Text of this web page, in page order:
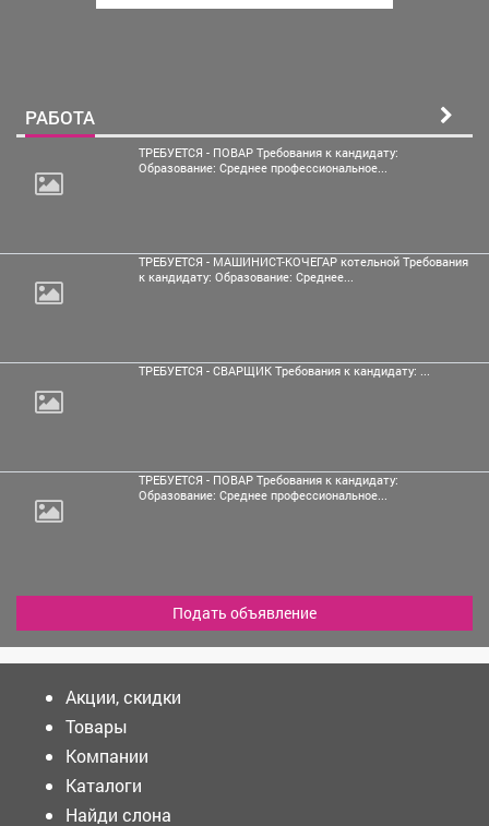
РАБОТА
ТРЕБУЕТСЯ - ПОВАР Требования к кандидату:
Образование: Среднее профессиональное...
ТРЕБУЕТСЯ - МАШИНИСТ-КОЧЕГАР котельной Требования
к кандидату: Образование: Среднее...
ТРЕБУЕТСЯ - СВАРЩИК Требования к кандидату: ...
ТРЕБУЕТСЯ - ПОВАР Требования к кандидату:
Образование: Среднее профессиональное...
Подать объявление
Акции, скидки
Товары
Компании
Каталоги
Найди слона